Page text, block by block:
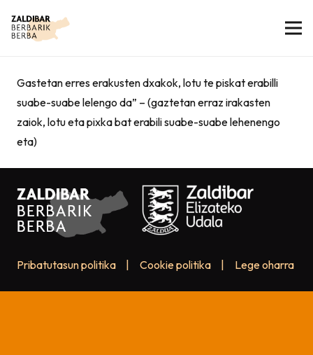
Gastetan erres erakusten dxakok, lotu te piskat erabilli
suabe-suabe lelengo da” – (gaztetan erraz irakasten
zaiok, lotu eta pixka bat erabili suabe-suabe lehenengo
eta)
Pribatutasun politika Cookie politika Lege oharra